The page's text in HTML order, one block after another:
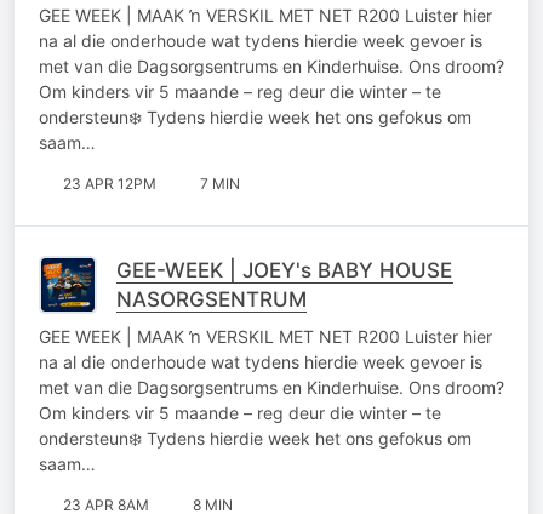
GEE WEEK | MAAK ŉ VERSKIL MET NET R200 Luister hier
na al die onderhoude wat tydens hierdie week gevoer is
met van die Dagsorgsentrums en Kinderhuise. Ons droom?
Om kinders vir 5 maande – reg deur die winter – te
ondersteun❄️ Tydens hierdie week het ons gefokus om
saam…
23 APR 12PM 7 MIN
GEE-WEEK | JOEY's BABY HOUSE
NASORGSENTRUM
GEE WEEK | MAAK ŉ VERSKIL MET NET R200 Luister hier
na al die onderhoude wat tydens hierdie week gevoer is
met van die Dagsorgsentrums en Kinderhuise. Ons droom?
Om kinders vir 5 maande – reg deur die winter – te
ondersteun❄️ Tydens hierdie week het ons gefokus om
saam…
23 APR 8AM 8 MIN